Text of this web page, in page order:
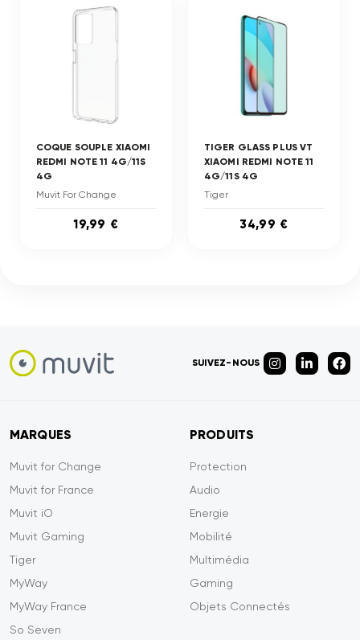
COQUE SOUPLE XIAOMI
REDMI NOTE 11 4G/11S
4G
Muvit For Change
19,99 €
TIGER GLASS PLUS VT
XIAOMI REDMI NOTE 11
4G/11S 4G
Tiger
34,99 €
SUIVEZ-NOUS
MARQUES
Muvit for Change
Muvit for France
Muvit iO
Muvit Gaming
Tiger
MyWay
MyWay France
So Seven
PRODUITS
Protection
Audio
Energie
Mobilité
Multimédia
Gaming
Objets Connectés